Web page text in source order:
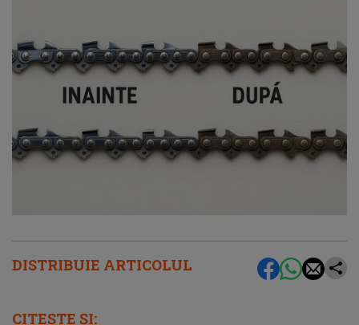
DISTRIBUIE ARTICOLUL
CITEȘTE ȘI: